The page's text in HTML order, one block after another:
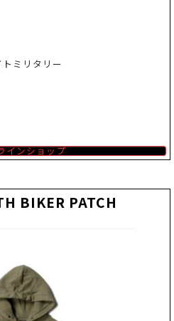
ミリタリー
インショップ
BIKER PATCH